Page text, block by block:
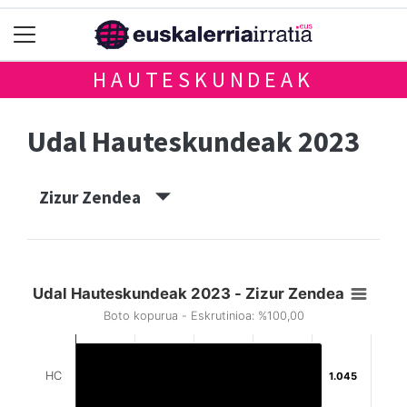
HAUTESKUNDEAK
Udal Hauteskundeak 2023
Zizur Zendea
Udal Hauteskundeak 2023 - Zizur Zendea
Boto kopurua - Eskrutinioa: %100,00
1.045
1.045
HC